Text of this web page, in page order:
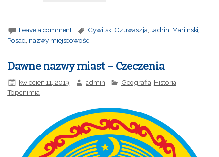
Leave a comment Cywilsk Czuwaszja Jadrin Mariinskij
Posad nazwy miejscowości
Dawne nazwy miast – Czeczenia
kwiecień 11, 2019 admin Geografia Historia
Toponimia